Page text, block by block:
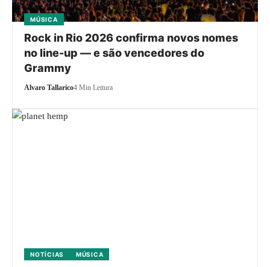
MÚSICA
Rock in Rio 2026 confirma novos nomes
no line-up — e são vencedores do
Grammy
Alvaro Tallarico4 Min Leitura
NOTÍCIAS MÚSICA